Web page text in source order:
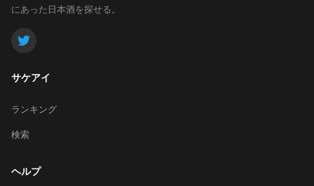
にあった日本酒を探せる。
サケアイ
ランキング
検索
ヘルプ